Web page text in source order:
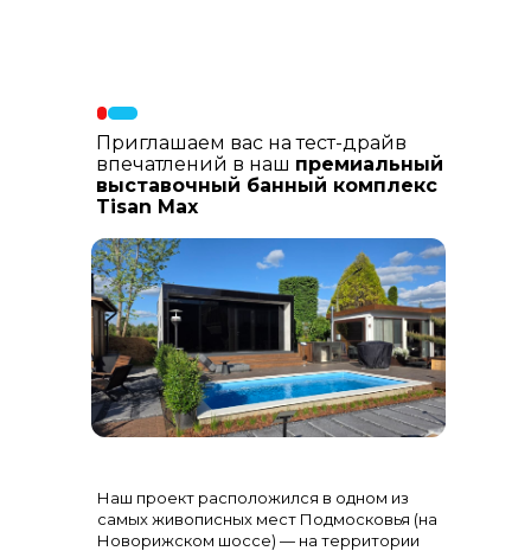
Приглашаем вас на тест-драйв
впечатлений в наш премиальный
выставочный банный комплекс
Tisan Max
Наш проект расположился в одном из
самых живописных мест Подмосковья (на
Новорижском шоссе) — на территории
алюминиевыми импостами
черного цвета для жесткости и
стиля
лиственницы, шлифованный
керамогранит